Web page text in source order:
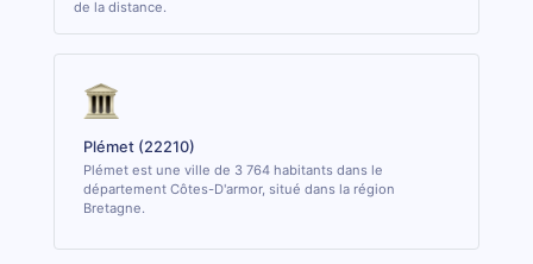
de la distance.
Plémet (22210)
Plémet est une ville de 3 764 habitants dans le
département Côtes-D'armor, situé dans la région
Bretagne.